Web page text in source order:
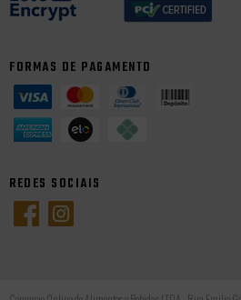
FORMAS DE PAGAMENTO
REDES SOCIAIS